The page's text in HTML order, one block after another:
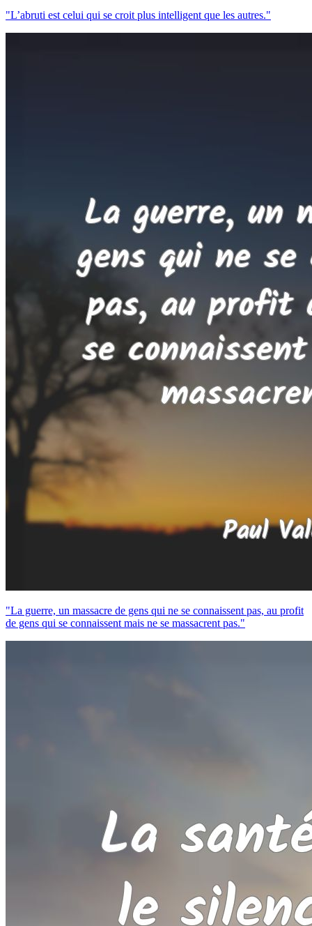
"L’abruti est celui qui se croit plus intelligent que les autres."
"La guerre, un massacre de gens qui ne se connaissent pas, au profit
de gens qui se connaissent mais ne se massacrent pas."